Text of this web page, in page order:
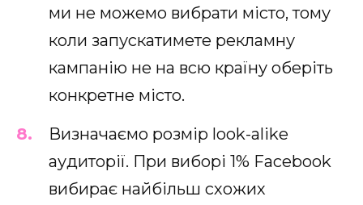
ми не можемо вибрати місто, тому
коли запускатимете рекламну
кампанію не на всю країну оберіть
конкретне місто.
Визначаємо розмір look-alike
аудиторії. При виборі 1% Facebook
вибирає найбільш схожих